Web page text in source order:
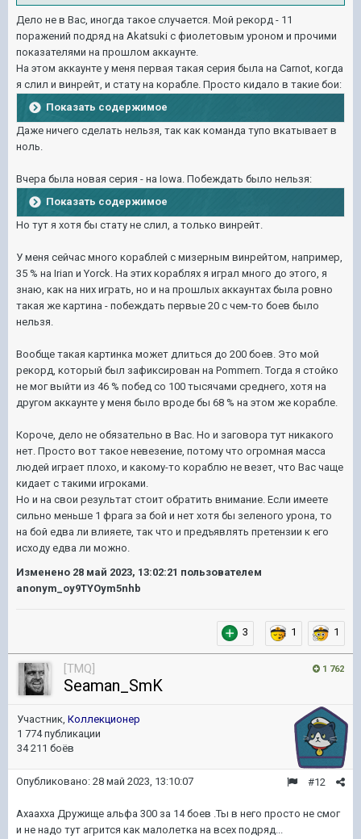
Дело не в Вас, иногда такое случается. Мой рекорд - 11
поражений подряд на Akatsuki с фиолетовым уроном и прочими
показателями на прошлом аккаунте.
На этом аккаунте у меня первая такая серия была на Carnot, когда
я слил и винрейт, и стату на корабле. Просто кидало в такие бои:
Показать содержимое
Даже ничего сделать нельзя, так как команда тупо вкатывает в
ноль.
Вчера была новая серия - на Iowa. Побеждать было нельзя:
Показать содержимое
Но тут я хотя бы стату не слил, а только винрейт.
У меня сейчас много кораблей с мизерным винрейтом, например,
35 % на Irian и Yorck. На этих кораблях я играл много до этого, я
знаю, как на них играть, но и на прошлых аккаунтах была ровно
такая же картина - побеждать первые 20 с чем-то боев было
нельзя.
Вообще такая картинка может длиться до 200 боев. Это мой
рекорд, который был зафиксирован на Pommern. Тогда я стойко
не мог выйти из 46 % побед со 100 тысячами среднего, хотя на
другом аккаунте у меня было вроде бы 68 % на этом же корабле.
Короче, дело не обязательно в Вас. Но и заговора тут никакого
нет. Просто вот такое невезение, потому что огромная масса
людей играет плохо, и какому-то кораблю не везет, что Вас чаще
кидает с такими игроками.
Но и на свои результат стоит обратить внимание. Если имеете
сильно меньше 1 фрага за бой и нет хотя бы зеленого урона, то
на бой едва ли влияете, так что и предъявлять претензии к его
исходу едва ли можно.
Изменено 28 май 2023, 13:02:21 пользователем
anonym_oy9TYOym5nhb
3 1 1
1 762
[TMQ]
Seaman_SmK
Участник, Коллекционер
1 774 публикации
34 211 боёв
#12
Опубликовано: 28 май 2023, 13:10:07
Ахаахха Дружище альфа 300 за 14 боев .Ты в него просто не смог
и не надо тут агрится как малолетка на всех подряд...